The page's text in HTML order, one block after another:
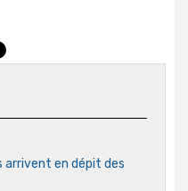
arrivent en dépit des